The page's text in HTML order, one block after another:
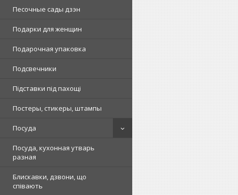
Песочные сады дзэн
Подарки для женщин
Подарочная упаковка
Подсвечники
Підставки під пахощі
Постеры, стикеры, штампы
Посуда
Посуда, кухонная утварь
разная
Блискавки, дзвони, що
співають